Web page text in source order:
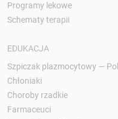
Programy lekowe
Schematy terapii
EDUKACJA
Szpiczak plazmocytowy —
Chłoniaki
Choroby rzadkie
Farmaceuci